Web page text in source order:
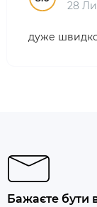
28
дуже
Бажаєте бути